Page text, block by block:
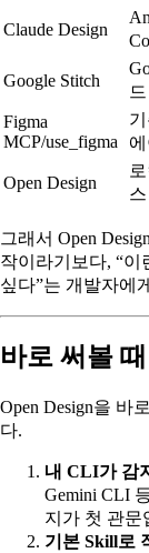
Claude Design
Google Stitch
Figma
MCP/use_figma
Open Design
그래서 Open
작이라기보다, “
싶다”는 개발자에
바로 써볼
Open Design을 바
다.
내 CLI가 감
Gemini CLI
지가 첫 관문
기본 Skill로